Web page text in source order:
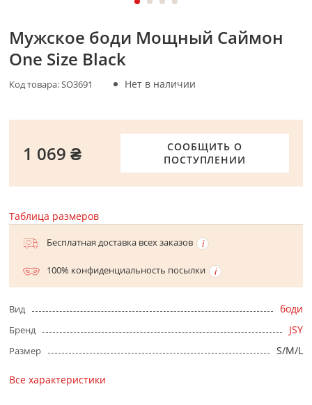
Мужское боди Мощный Саймон
One Size Black
Код товара:SO3691 Нет в наличии
СООБЩИТЬ О
ПОСТУПЛЕНИИ
1 069 ₴
Бесплатная доставка всех заказов
100% конфиденциальность посылки
Таблица размеров
Вид боди
Бренд JSY
Размер S/M/L
Все характеристики